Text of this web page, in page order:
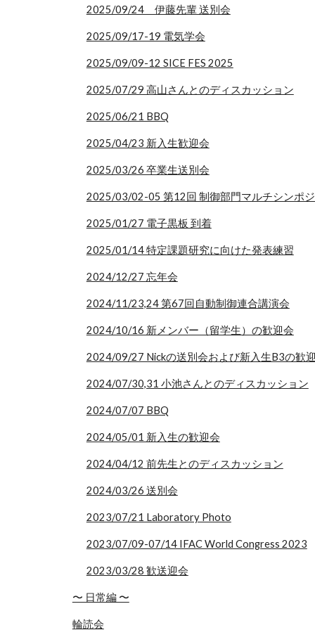
2025/09/24 伊藤先輩 送別会
2025/09/17-19 電気学会
2025/09/09-12 SICE FES 2025
2025/07/29 高山さんとのディスカッション
2025/06/21 BBQ
2025/04/23 新入生歓迎会
2025/03/26 卒業生送別会
2025/03/02-05 第12回 制御部門マルチシンポ
2025/01/27 電子黒板 到着
2025/01/14 特定課題研究に向けた発表練習
2024/12/27 忘年会
2024/11/23,24 第67回自動制御連合講演会
2024/10/16 新メンバー（留学生）の歓迎会
2024/09/27 Nickの送別会および新入生B3の歓
2024/07/30,31 小池さんとのディスカッション
2024/07/07 BBQ
2024/05/01 新入生の歓迎会
2024/04/12 前先生とのディスカッション
2024/03/26 送別会
2023/07/21 Laboratory Photo
2023/07/09-07/14 IFAC World Congress 2023
2023/03/28 歓送迎会
〜 日常編 〜
輪読会